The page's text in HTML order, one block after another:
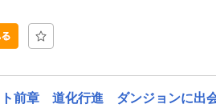
ト前章 道化行進 ダンジョンに出